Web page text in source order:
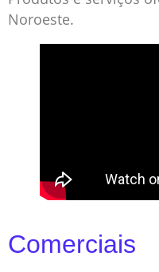
Noroeste.
Comerciais